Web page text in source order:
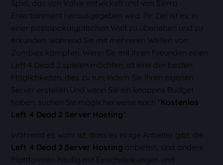
Spiel, das von Valve entwickelt und von Sierra
Entertainment herausgegeben wird. Ihr Ziel ist es, in
einer postapokalyptischen Welt zu überleben und zu
erkunden, während Sie mit mehreren Wellen von
Zombies kämpfen. Wenn Sie mit Ihren Freunden einen
Left 4 Dead 2 spielen möchten, ist eine der besten
Möglichkeiten, dies zu tun, indem Sie Ihren eigenen
Server erstellen.Und wenn Sie ein knappes Budget
haben, suchen Sie möglicherweise nach "Kostenlos
Left 4 Dead 2 Server Hosting".
Während es wahr ist, dass es einige Anbieter gibt, die
Left 4 Dead 2 Server Hosting anbieten, sind andere
Plattformen häufig mit Einschränkungen und